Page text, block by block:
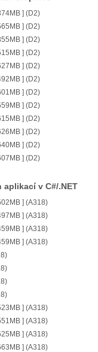
] (D2)
] (D2)
] (D2)
] (D2)
] (D2)
] (D2)
] (D2)
] (D2)
] (D2)
] (D2)
] (D2)
] (D2)
v C#/.NET
] (A318)
] (A318)
] (A318)
] (A318)
] (A318)
] (A318)
] (A318)
] (A318)